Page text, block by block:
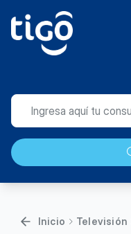
Inicio Televisión